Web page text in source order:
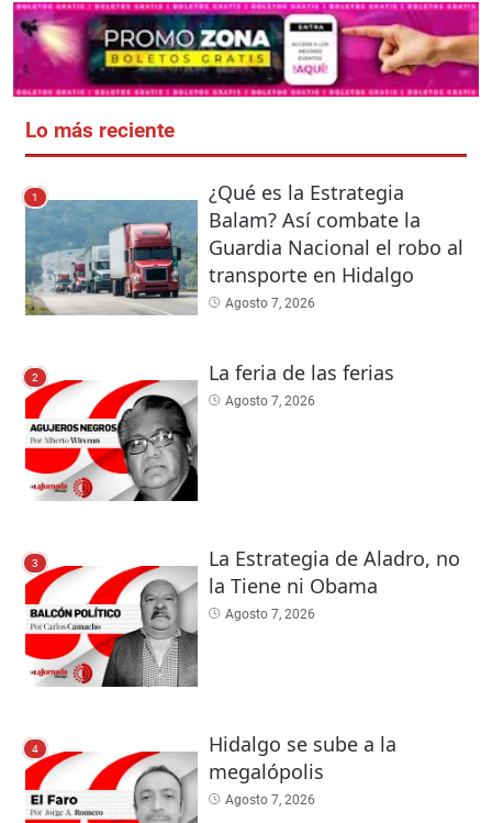
Lo más reciente
1
¿Qué es la Estrategia
Balam? Así combate la
Guardia Nacional el robo al
transporte en Hidalgo
Agosto 7, 2026
2 La feria de las ferias
Agosto 7, 2026
3
La Estrategia de Aladro, no
la Tiene ni Obama
Agosto 7, 2026
4
Hidalgo se sube a la
megalópolis
Agosto 7, 2026